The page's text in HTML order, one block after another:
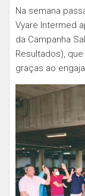
Na semana
Vyare Intermed
da Campanha
Resultados),
graças ao